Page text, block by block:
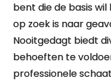
bent die de basis
op zoek is naar
Nooitgedagt biedt
behoeften te
professionele